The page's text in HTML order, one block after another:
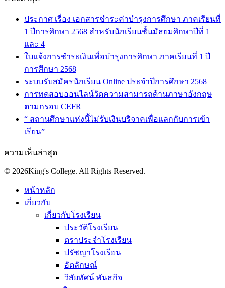
ประกาศ เรื่อง เอกสารชำระค่าบำรุงการศึกษา ภาคเรียนที่
1 ปีการศึกษา 2568 สำหรับนักเรียนชั้นมัธยมศึกษาปีที่ 1
และ 4
ใบแจ้งการชำระเงินเพื่อบำรุงการศึกษา ภาคเรียนที่ 1 ปี
การศึกษา 2568
ระบบรับสมัครนักเรียน Online ประจำปีการศึกษา 2568
การทดสอบออนไลน์วัดความสามารถด้านภาษาอังกฤษ
ตามกรอบ CEFR
“ สถานศึกษาแห่งนี้ไม่รับเงินบริจาคเพื่อแลกกับการเข้า
เรียน”
ความเห็นล่าสุด
© 2026King's College. All Rights Reserved.
หน้าหลัก
เกี่ยวกับ
เกี่ยวกับโรงเรียน
ประวัติโรงเรียน
ตราประจำโรงเรียน
ปรัชญาโรงเรียน
อัตลักษณ์
วิสัยทัศน์ พันธกิจ